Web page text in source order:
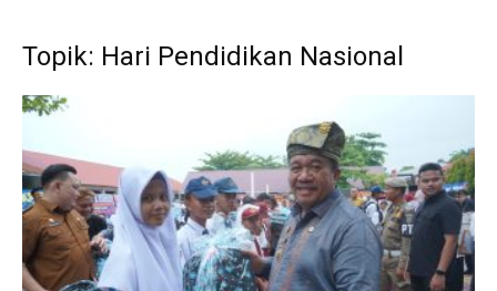
Topik: Hari Pendidikan Nasional